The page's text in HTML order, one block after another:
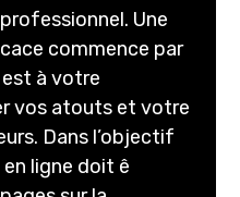
Une
commence par
à votre
vos atouts et votre
Dans l’objectif
en ligne doit ê